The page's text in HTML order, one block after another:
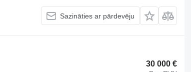
Sazināties ar pārdevēju
30 000 €